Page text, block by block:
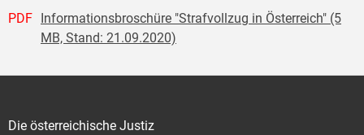
PDF
Informationsbroschüre "Strafvollzug in Österreich" (5
MB, Stand: 21.09.2020)
Die österreichische Justiz